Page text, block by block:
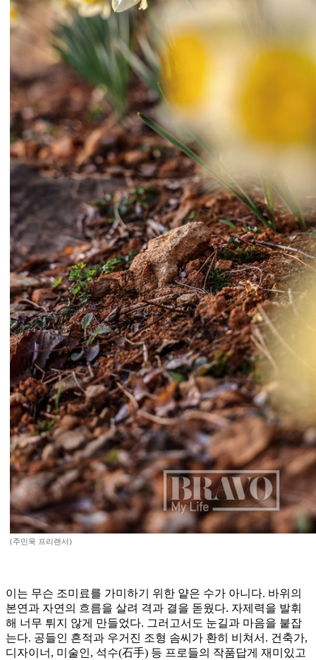
(주민욱 프리랜서)
이는 무슨 조미료를 가미하기 위한 얕은 수가 아니다. 바위의
본연과 자연의 흐름을 살려 격과 결을 돋웠다. 자제력을 발휘
해 너무 튀지 않게 만들었다. 그러고서도 눈길과 마음을 붙잡
는다. 공들인 흔적과 우거진 조형 솜씨가 환히 비쳐서. 건축가,
디자이너, 미술인, 석수(石手) 등 프로들의 작품답게 재미있고